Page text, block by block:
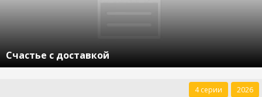
Счастье с доставкой
4 серии 2026